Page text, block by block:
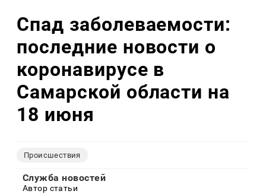
Спад заболеваемости:
последние новости о
коронавирусе в
Самарской области на
18 июня
Происшествия
Служба новостей
Автор статьи